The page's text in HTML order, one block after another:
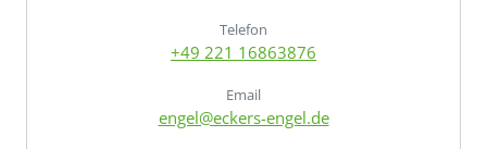
Telefon
+49 221 16863876
Email
engel@eckers-engel.de